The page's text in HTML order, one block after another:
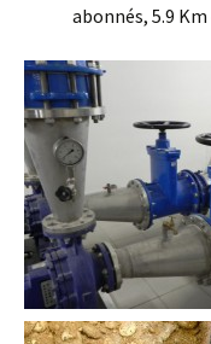
abonnés, 5.9 Km